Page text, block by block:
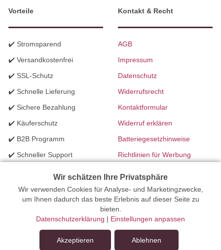
In den Warenkorb
Vorteile
✔️ Stromsparend
✔️ Versandkostenfrei
✔️ SSL-Schutz
✔️ Schnelle Lieferung
✔️ Sichere Bezahlung
✔️ Käuferschutz
✔️ B2B Programm
✔️ Schneller Support
Kontakt & Recht
AGB
Impressum
Datenschutz
Widerrufsrecht
Kontaktformular
Widerruf erklären
Batteriegesetzhinweise
Richtlinien für Werbung
Ihr Onlinefachhandel für Beleuchtung seit 2012 | Erstellt mit
peleides.io
Wir schätzen Ihre Privatsphäre
Wir verwenden Cookies für Analyse- und Marketingzwecke,
um Ihnen dadurch das beste Erlebnis auf dieser Seite zu
bieten.
Datenschutzerklärung | Einstellungen anpassen
Akzeptieren Ablehnen